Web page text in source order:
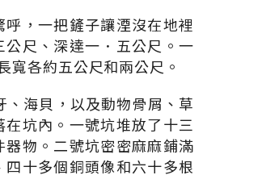
，一把鏟子讓湮沒在地裡
尺、深達一．五公尺。一
寬各約五公尺和兩公尺。
海貝，以及動物骨屑、草
坑內。一號坑堆放了十三
物。二號坑密密麻麻鋪滿
十多個銅頭像和六十多根